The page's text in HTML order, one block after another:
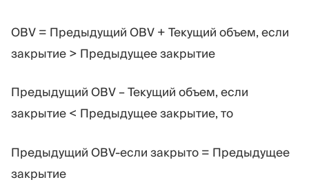
OBV = Предыдущий OBV + Текущий объем, если
закрытие > Предыдущее закрытие
Предыдущий OBV – Текущий объем, если
закрытие < Предыдущее закрытие, то
Предыдущий OBV-если закрыто = Предыдущее
закрытие